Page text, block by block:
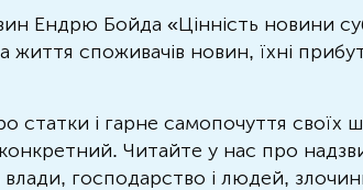
Ендрю Бойда «Цінність новини
життя споживачів новин, їхні
статки і гарне самопочуття своїх
Читайте у нас про
влади, господарство і людей,